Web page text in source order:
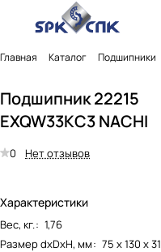
Главная Каталог Подшипники
Подшипник 22215
EXQW33KC3 NACHI
0 Нет отзывов
Характеристики
Вес, кг.: 1,76
Размер dxDxH, мм: 75 х 130 х 31